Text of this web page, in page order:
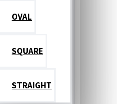
OVAL
SQUARE
STRAIGHT